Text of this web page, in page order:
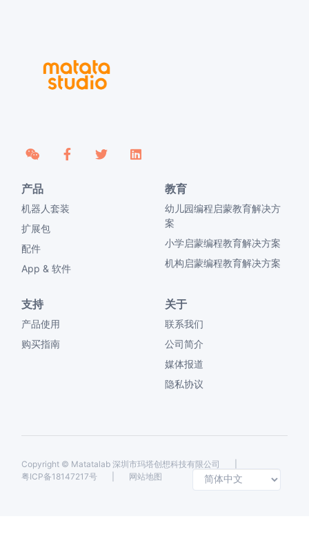
产品
机器人套装
扩展包
配件
App & 软件
教育
幼儿园编程启蒙教育解决方
案
小学启蒙编程教育解决方案
机构启蒙编程教育解决方案
支持
产品使用
购买指南
关于
联系我们
公司简介
媒体报道
隐私协议
Copyright © Matatalab 深圳市玛塔创想科技有限公司
粤ICP备18147217号
网站地图